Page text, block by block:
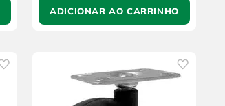
ADICIONAR AO CARRINHO